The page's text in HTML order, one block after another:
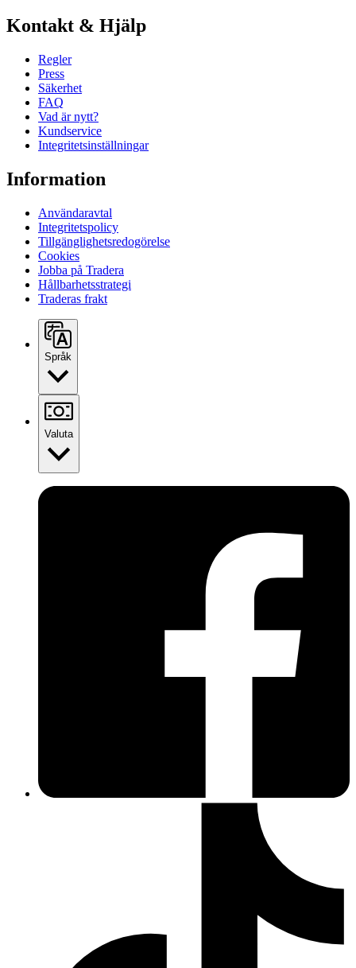
Kontakt & Hjälp
Regler
Press
Säkerhet
FAQ
Vad är nytt?
Kundservice
Integritetsinställningar
Information
Användaravtal
Integritetspolicy
Tillgänglighetsredogörelse
Cookies
Jobba på Tradera
Hållbarhetsstrategi
Traderas frakt
Språk
Valuta